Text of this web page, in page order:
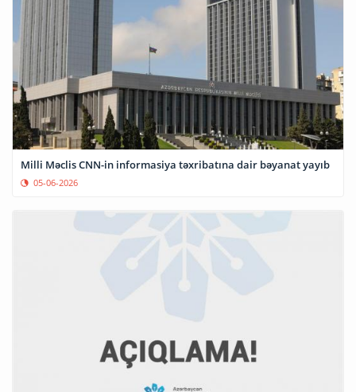
Milli Məclis CNN-in informasiya təxribatına dair bəyanat yayıb
05-06-2026